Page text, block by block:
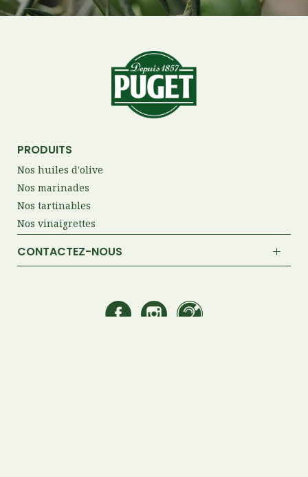
PRODUITS
Nos huiles d'olive
Nos marinades
Nos tartinables
Nos vinaigrettes
CONTACTEZ-NOUS